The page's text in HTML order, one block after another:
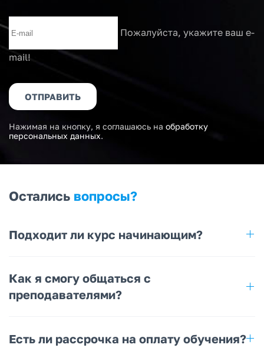
Пожалуйста, укажите ваш e-
mail!
ОТПРАВИТЬ
Нажимая на кнопку, я соглашаюсь на обработку
персональных данных.
Остались вопросы?
Подходит ли курс начинающим?
Как я смогу общаться с
преподавателями?
Есть ли рассрочка на оплату обучения?